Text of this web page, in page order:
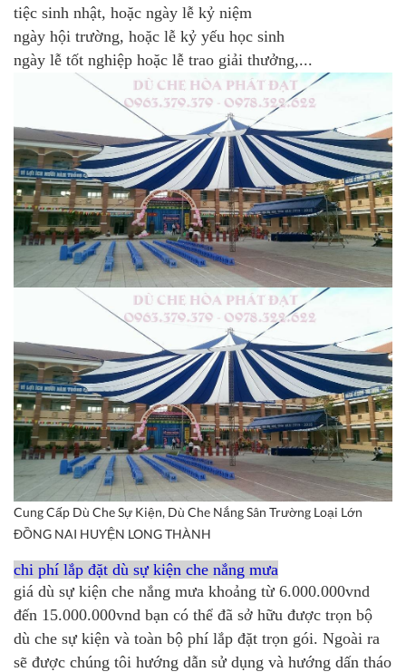
tiệc sinh nhật, hoặc ngày lễ kỷ niệm
ngày hội trường, hoặc lễ kỷ yếu học sinh
ngày lễ tốt nghiệp hoặc lễ trao giải thưởng,...
Cung Cấp Dù Che Sự Kiện, Dù Che Nắng Sân Trường Loại Lớn
ĐỒNG NAI HUYỆN LONG THÀNH
chi phí lắp đặt dù sự kiện che nắng mưa
giá dù sự kiện che nắng mưa khoảng từ 6.000.000vnd
đến 15.000.000vnd bạn có thể đã sở hữu được trọn bộ
dù che sự kiện và toàn bộ phí lắp đặt trọn gói. Ngoài ra
sẽ được chúng tôi hướng dẫn sử dụng và hướng dấn tháo